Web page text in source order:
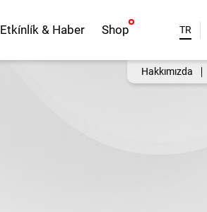
Etkínlík & Haber Shop TR
Hakkımızda